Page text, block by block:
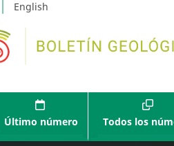
English
Último número Todos los